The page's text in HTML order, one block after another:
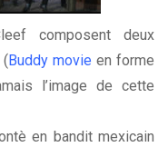
composent deux
Buddy movie en forme
l’image de cette
en bandit mexicain